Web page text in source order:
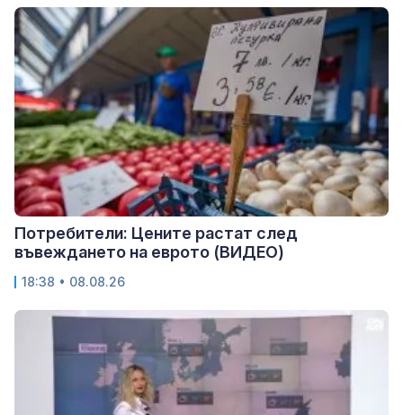
Потребители: Цените растат след
въвеждането на еврото (ВИДЕО)
18:38 • 08.08.26